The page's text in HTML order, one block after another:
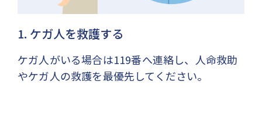
1. ケガ人を救護する
ケガ人がいる場合は119番へ連絡し、人命救助
やケガ人の救護を最優先してください。